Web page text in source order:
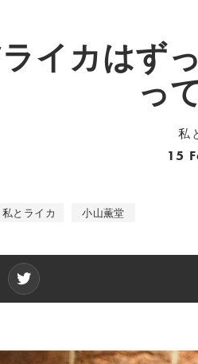
イカはず
っ
私
15
私とライカ 小山薫堂